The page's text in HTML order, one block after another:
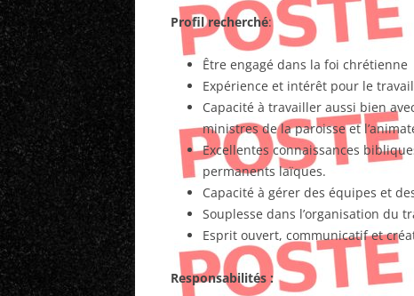
Profil recherché:
Être engagé dans la foi chrétienne
Expérience et intérêt pour le
Capacité à travailler aussi bien
ministres de la paroisse et
Excellentes connaissances
permanents laïques.
Capacité à gérer des équipes et
Souplesse dans l’organisation du
Esprit ouvert, communicatif et
Responsabilités :